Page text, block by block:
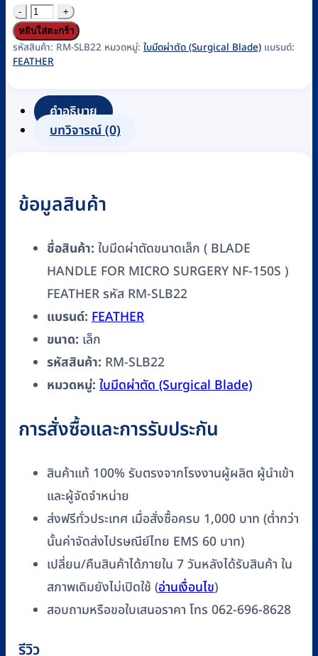
จำนวน
ใบ
มีด
ผ่าตัด
เล็ก
MICRO
SURGERY
NF-
FEATHER
รหัส
RM-
SLB22
หยิบใส่ตะกร้า
รหัสสินค้า: RM-SLB22 หมวดหมู่: ใบมีดผ่าตัด (Surgical Blade) แบรนด์:
FEATHER
คำอธิบาย
บทวิจารณ์ (0)
ข้อมูลสินค้า
ชื่อสินค้า: ใบมีดผ่าตัดขนาดเล็ก ( BLADE
HANDLE FOR MICRO SURGERY NF-150S )
FEATHER รหัส RM-SLB22
แบรนด์: FEATHER
ขนาด: เล็ก
รหัสสินค้า: RM-SLB22
หมวดหมู่: ใบมีดผ่าตัด (Surgical Blade)
การสั่งซื้อและการรับประกัน
สินค้าแท้ 100% รับตรงจากโรงงานผู้ผลิต ผู้นำเข้า
และผู้จัดจำหน่าย
ส่งฟรีทั่วประเทศ เมื่อสั่งซื้อครบ 1,000 บาท (ต่ำกว่า
นั้นค่าจัดส่งไปรษณีย์ไทย EMS 60 บาท)
เปลี่ยน/คืนสินค้าได้ภายใน 7 วันหลังได้รับสินค้า ใน
สภาพเดิมยังไม่เปิดใช้ (อ่านเงื่อนไข)
สอบถามหรือขอใบเสนอราคา โทร 062-696-8628
รีวิว